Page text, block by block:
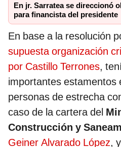
En jr. Sarratea se direccionó
para financista del presidente
En base a la resolución
supuesta organización
por Castillo Terrones,
importantes estamentos
personas de estrecha
caso de la cartera del
Construcción y
Geiner Alvarado López,